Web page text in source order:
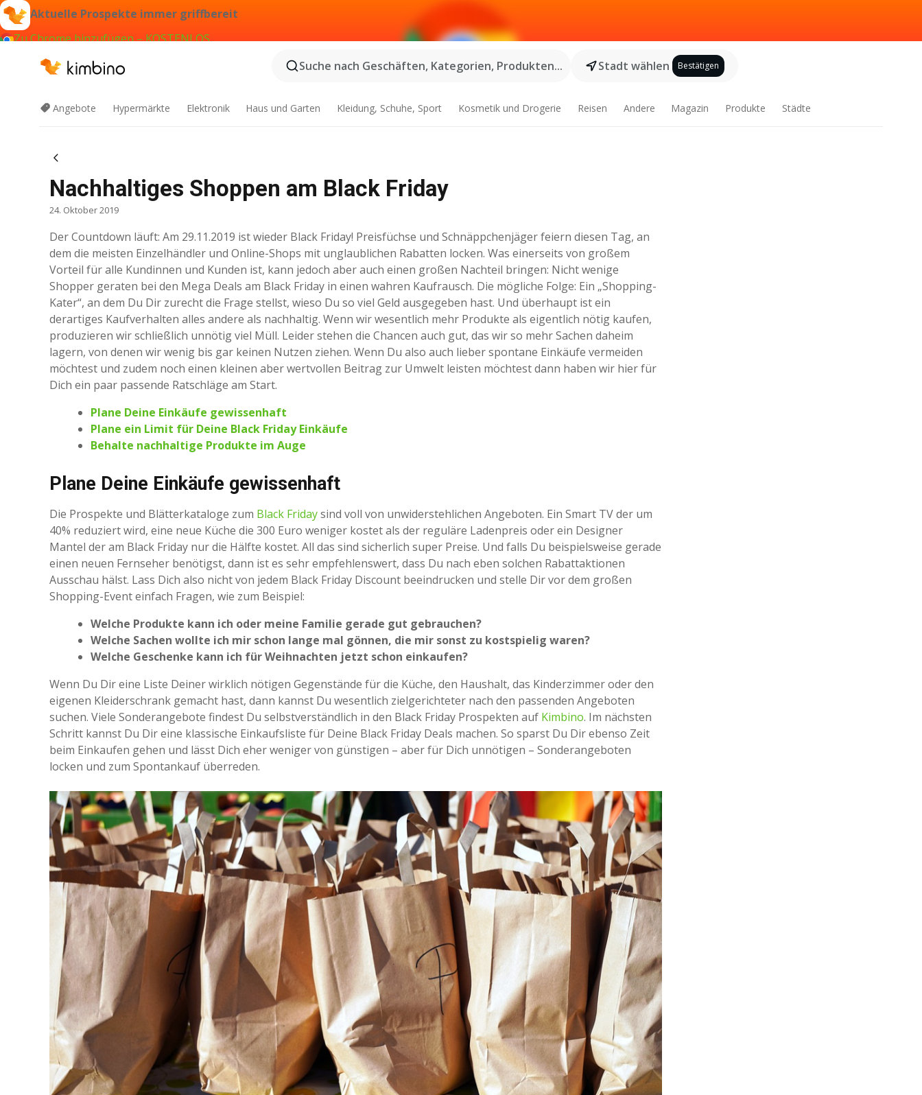
Aktuelle Prospekte immer griffbereit
Zu Chrome hinzufügen – KOSTENLOS
Suche nach Geschäften, Kategorien, Produkten...
Stadt wählen Bestätigen
Angebote Hypermärkte Elektronik Haus und Garten Kleidung, Schuhe, Sport Kosmetik und Drogerie Reisen Andere Magazin Produkte Städte
Nachhaltiges Shoppen am Black Friday
24. Oktober 2019
Der Countdown läuft: Am 29.11.2019 ist wieder Black Friday! Preisfüchse und Schnäppchenjäger feiern diesen Tag, an
dem die meisten Einzelhändler und Online-Shops mit unglaublichen Rabatten locken. Was einerseits von großem
Vorteil für alle Kundinnen und Kunden ist, kann jedoch aber auch einen großen Nachteil bringen: Nicht wenige
Shopper geraten bei den Mega Deals am Black Friday in einen wahren Kaufrausch. Die mögliche Folge: Ein „Shopping-
Kater“, an dem Du Dir zurecht die Frage stellst, wieso Du so viel Geld ausgegeben hast. Und überhaupt ist ein
derartiges Kaufverhalten alles andere als nachhaltig. Wenn wir wesentlich mehr Produkte als eigentlich nötig kaufen,
produzieren wir schließlich unnötig viel Müll. Leider stehen die Chancen auch gut, das wir so mehr Sachen daheim
lagern, von denen wir wenig bis gar keinen Nutzen ziehen. Wenn Du also auch lieber spontane Einkäufe vermeiden
möchtest und zudem noch einen kleinen aber wertvollen Beitrag zur Umwelt leisten möchtest dann haben wir hier für
Dich ein paar passende Ratschläge am Start.
Plane Deine Einkäufe gewissenhaft
Plane ein Limit für Deine Black Friday Einkäufe
Behalte nachhaltige Produkte im Auge
Plane Deine Einkäufe gewissenhaft
Die Prospekte und Blätterkataloge zum Black Fridaysind voll von unwiderstehlichen Angeboten. Ein Smart TV der um
40% reduziert wird, eine neue Küche die 300 Euro weniger kostet als der reguläre Ladenpreis oder ein Designer
Mantel der am Black Friday nur die Hälfte kostet. All das sind sicherlich super Preise. Und falls Du beispielsweise gerade
einen neuen Fernseher benötigst, dann ist es sehr empfehlenswert, dass Du nach eben solchen Rabattaktionen
Ausschau hälst. Lass Dich also nicht von jedem Black Friday Discount beeindrucken und stelle Dir vor dem großen
Shopping-Event einfach Fragen, wie zum Beispiel:
Welche Produkte kann ich oder meine Familie gerade gut gebrauchen?
Welche Sachen wollte ich mir schon lange mal gönnen, die mir sonst zu kostspielig waren?
Welche Geschenke kann ich für Weihnachten jetzt schon einkaufen?
Wenn Du Dir eine Liste Deiner wirklich nötigen Gegenstände für die Küche, den Haushalt, das Kinderzimmer oder den
eigenen Kleiderschrank gemacht hast, dann kannst Du wesentlich zielgerichteter nach den passenden Angeboten
suchen. Viele Sonderangebote findest Du selbstverständlich in den Black Friday Prospekten auf Kimbino. Im nächsten
Schritt kannst Du Dir eine klassische Einkaufsliste für Deine Black Friday Deals machen. So sparst Du Dir ebenso Zeit
beim Einkaufen gehen und lässt Dich eher weniger von günstigen – aber für Dich unnötigen – Sonderangeboten
locken und zum Spontankauf überreden.